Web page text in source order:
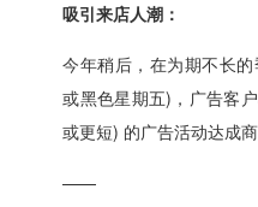
吸引来店人潮：
今年稍后，在为期不长
或黑色星期五)，广告客
或更短) 的广告活动达成商
——